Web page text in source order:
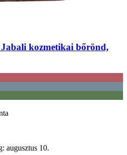
Jabali kozmetikai bőrönd,
augusztus 10.